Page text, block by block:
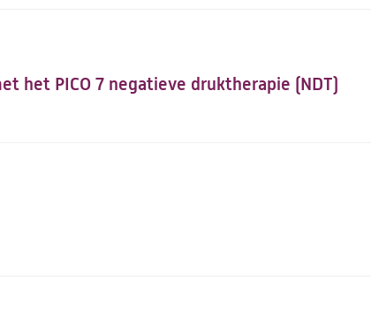
het PICO 7 negatieve druktherapie (NDT)